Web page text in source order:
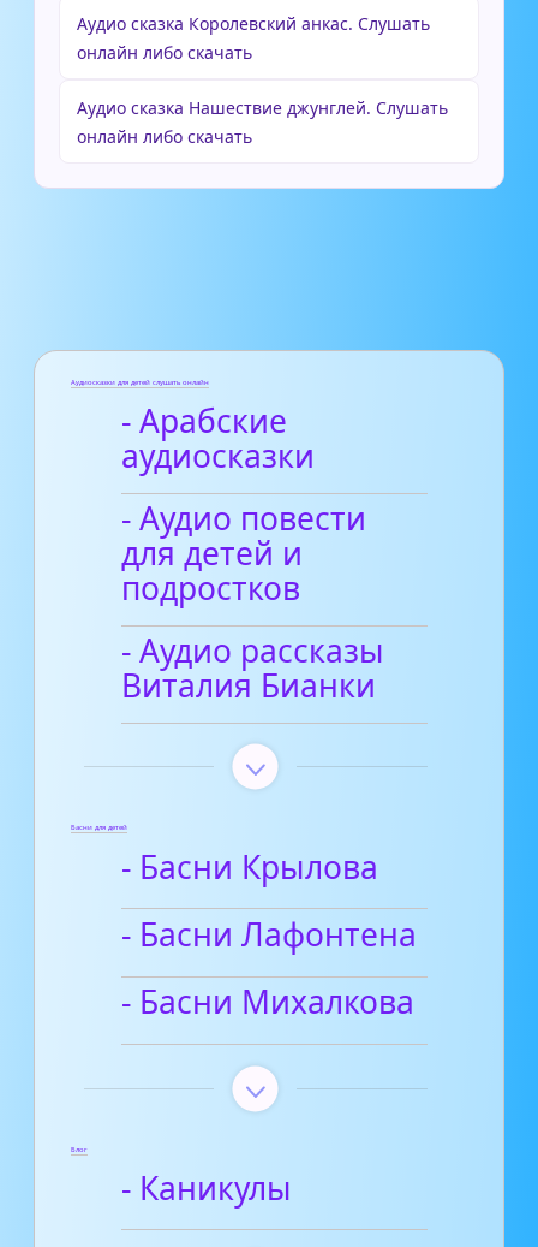
Аудио сказка Королевский анкас. Слушать
онлайн либо скачать
Аудио сказка Нашествие джунглей. Слушать
онлайн либо скачать
Аудиосказки для детей слушать онлайн
- Арабские
аудиосказки
- Аудио повести
для детей и
подростков
- Аудио рассказы
Виталия Бианки
Басни для детей
- Басни Крылова
- Басни Лафонтена
- Басни Михалкова
Блог
- Каникулы